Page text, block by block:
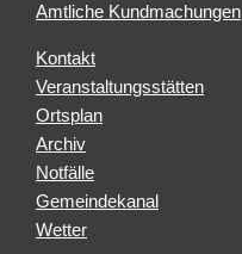
Amtliche Kundmachungen
Kontakt
Veranstaltungsstätten
Ortsplan
Archiv
Notfälle
Gemeindekanal
Wetter